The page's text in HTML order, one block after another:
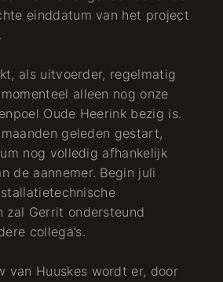
einddatum van het project
als uitvoerder, regelmatig
alleen nog onze
Oude Heerink bezig is.
geleden gestart,
nog volledig afhankelijk
de aannemer. Begin juli
zal Gerrit ondersteund
collega’s.
van Huuskes wordt er, door